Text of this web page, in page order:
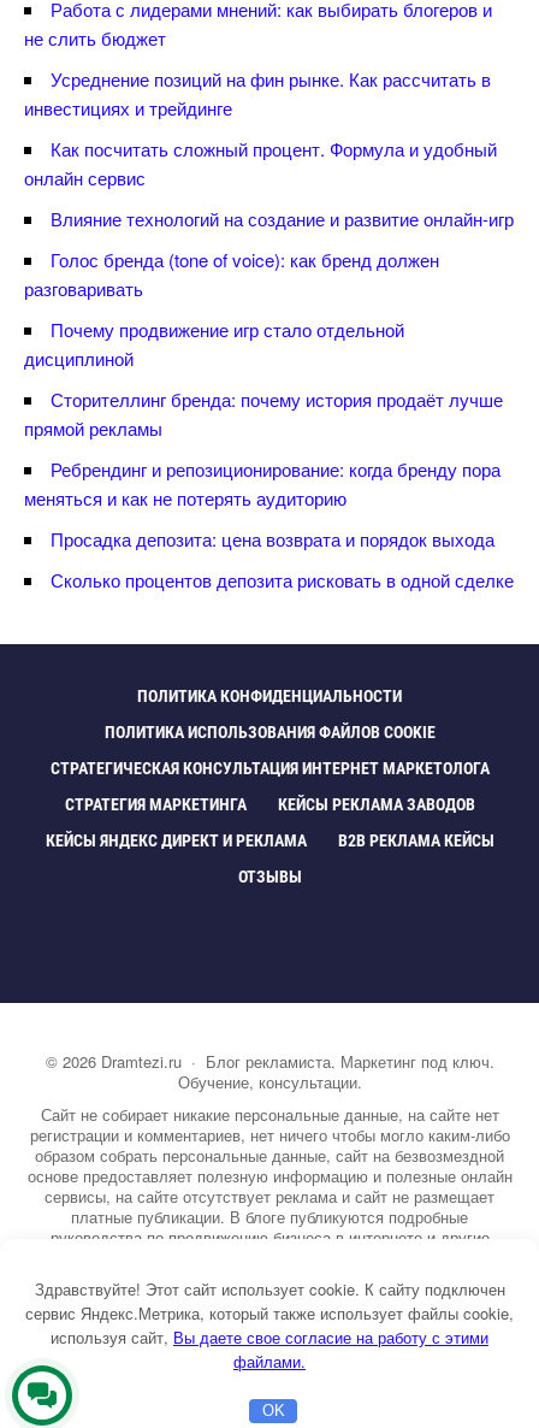
Работа с лидерами мнений: как выбирать блогеров и
не слить бюджет
Усреднение позиций на фин рынке. Как рассчитать
инвестициях и трейдинге
Как посчитать сложный процент. Формула и удобный
онлайн сервис
лияние технологий на создание и развитие онлайн-игр
Голос бренда (tone of voice): как бренд должен
разговаривать
Почему продвижение игр стало отдельной
дисциплиной
Сторителлинг бренда: почему история продаёт лучше
прямой рекламы
Ребрендинг и репозиционирование: когда бренду пора
меняться и как не потерять аудиторию
Просадка депозита: цена возврата и порядок выхода
Сколько процентов депозита рисковать в одной сделке
ПОЛИТИКА КОНФИДЕНЦИАЛЬНОСТИ
ПОЛИТИКА ИСПОЛЬЗОВАНИЯ ФАЙЛОВ COOKIE
СТРАТЕГИЧЕСКАЯ КОНСУЛЬТАЦИЯ ИНТЕРНЕТ МАРКЕТОЛОГА
СТРАТЕГИЯ МАРКЕТИНГА
КЕЙСЫ РЕКЛАМА ЗАВОДО
КЕЙСЫ ЯНДЕКС ДИРЕКТ И РЕКЛАМА
B2B РЕКЛАМА КЕЙСЫ
ОТЗЫВЫ
© 2026 Dramtezi.ru· Блог рекламиста. Маркетинг под ключ.
Обучение, консультации.
Сайт не собирает никакие персональные данные, на сайте нет
регистрации и комментариев, нет ничего чтобы могло каким-либо
образом собрать персональные данные, сайт на безвозмездной
основе предоставляет полезную информацию и полезные онлайн
сервисы, на сайте отсутствует реклама и сайт не размещает
платные публикации. В блоге публикуются подробные
руководства по продвижению бизнеса в интернете и другие
информацию о маркетинге, рекламе, копирайтинге и другие темы.
На сайте опубликовано более 3000 статей.
Тема от GoodwinPress.ru
Здравствуйте! Этот сайт использует cookie. К сайту подключен
сервис Яндекс.Метрика, который также использует файлы cookie,
используя сайт, ы даете свое согласие на работу с этими
файлами.
OK
Оставьте
заявку